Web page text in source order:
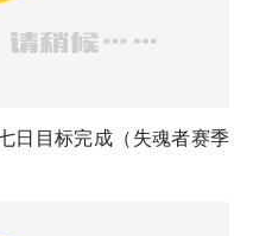
日目标完成（失魂者赛季